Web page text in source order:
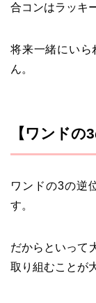
合コンはラッキ
将来一緒にいら
ん。
【ワンドの
ワンドの3の逆
す。
だからといって
取り組むことが